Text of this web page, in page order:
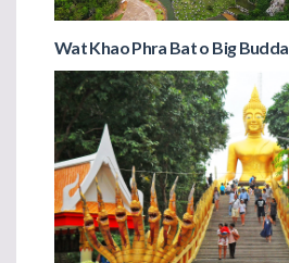
Wat Khao Phra Bat o Big Budda